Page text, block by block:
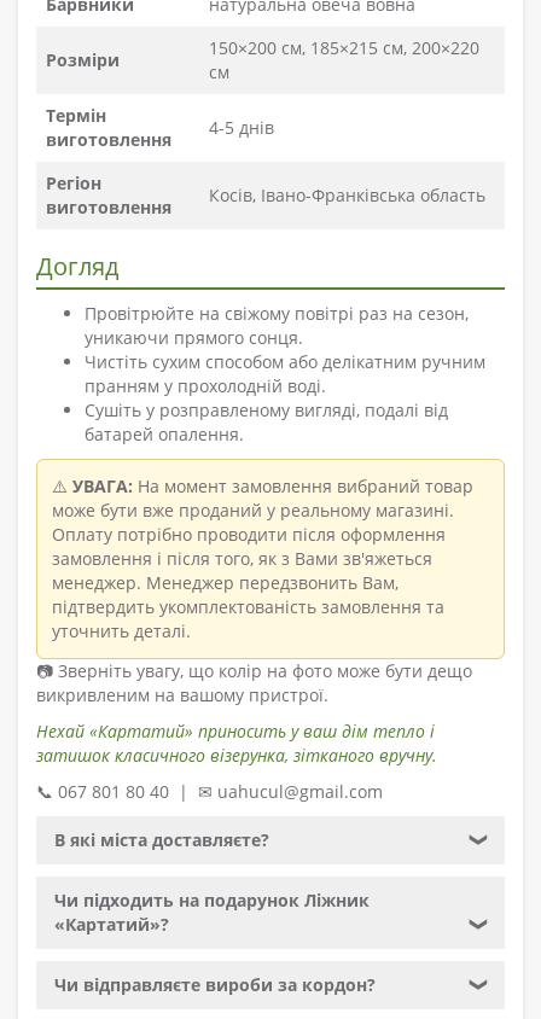
Барвники натуральна овеча вовна
Розміри
150×200 см, 185×215 см, 200×220
см
Термін
виготовлення
4-5 днів
Регіон
виготовлення
Косів, Івано-Франківська область
Догляд
Провітрюйте на свіжому повітрі раз на сезон,
уникаючи прямого сонця.
Чистіть сухим способом або делікатним ручним
пранням у прохолодній воді.
Сушіть у розправленому вигляді, подалі від
батарей опалення.
⚠️ УВАГА: На момент замовлення вибраний товар
може бути вже проданий у реальному магазині.
Оплату потрібно проводити після оформлення
замовлення і після того, як з Вами зв'яжеться
менеджер. Менеджер передзвонить Вам,
підтвердить укомплектованість замовлення та
уточнить деталі.
📷 Зверніть увагу, що колір на фото може бути дещо
викривленим на вашому пристрої.
Нехай «Картатий» приносить у ваш дім тепло і
затишок класичного візерунка, зітканого вручну.
📞 067 801 80 40 | ✉ uahucul@gmail.com
В які міста доставляєте? ❯
Чи підходить на подарунок Ліжник
«Картатий»?
❯
Чи відправляєте вироби за кордон? ❯